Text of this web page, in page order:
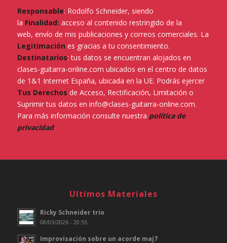
Responsable: Rodolfo Schneider, siendo
la Finalidad: acceso al contenido restringido de la
web, envío de mis publicaciones y correos comerciales. La
Legitimaciónes gracias a tu consentimiento.
Destinatarios: tus datos se encuentran alojados en
clases-guitarra-online.com ubicados en el centro de datos
de 1&1 Internet España, ubicada en la UE. Podrás ejercer
Tus Derechos de Acceso, Rectificación, Limitación o
Suprimir tus datos en info@clases-guitarra-online.com.
Para más información consulte nuestra política de
privacidad
Ultimos Materiales
Ricky Schneider trio
08/03/2026 - 20:55
Improvisación sobre un acorde maj7